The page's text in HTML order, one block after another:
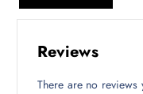
Reviews
There are no reviews